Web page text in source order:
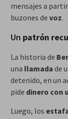
mensajes a
buzones de voz.
Un patrón
La historia de
una llamada de
detenido, en un
pide dinero con
Luego, los